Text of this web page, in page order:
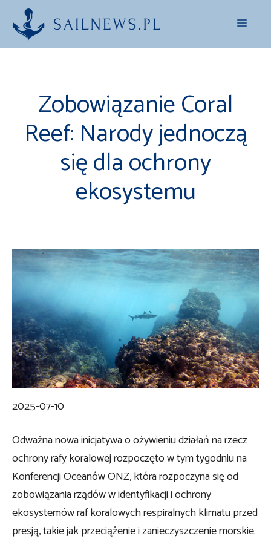
Przejdź
treści
Menu
Zobowiązanie Coral
Reef: Narody jednoczą
się dla ochrony
ekosystemu
2025-07-10
Odważna nowa inicjatywa o ożywieniu działań na rzecz
ochrony rafy koralowej rozpoczęto w tym tygodniu na
Konferencji Oceanów ONZ, która rozpoczyna się od
zobowiązania rządów w identyfikacji i ochrony
ekosystemów raf koralowych respiralnych klimatu przed
presją, takie jak przeciążenie i zanieczyszczenie morskie.